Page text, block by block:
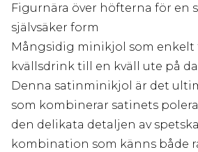
Figurnära över höfterna för en
självsäker form
Mångsidig minikjol som enkelt
kvällsdrink till en kväll ute på
Denna satinminikjol är det
som kombinerar satinets
den delikata detaljen av
kombination som känns både